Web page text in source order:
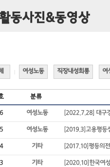
동사진&동영상
여성노동 직장내성희롱 여
분류
여성노동 [2022.7.28] 대구
여성노동 [2019.3]고용평등
기타 [2017.10]평등의
기타 [2020.10]한국여